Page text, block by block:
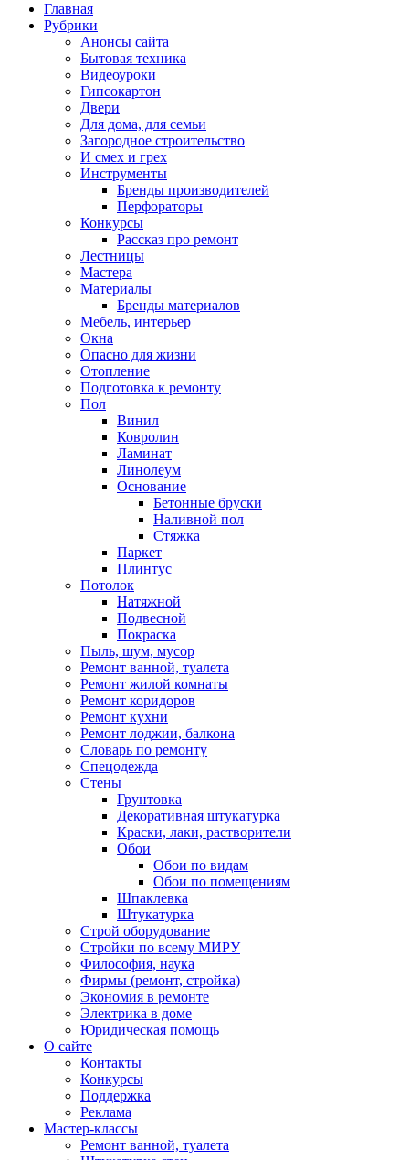
Главная
Рубрики
Анонсы сайта
Бытовая техника
Видеоуроки
Гипсокартон
Двери
Для дома, для семьи
Загородное строительство
И смех и грех
Инструменты
Бренды производителей
Перфораторы
Конкурсы
Рассказ про ремонт
Лестницы
Мастера
Материалы
Бренды материалов
Мебель, интерьер
Окна
Опасно для жизни
Отопление
Подготовка к ремонту
Пол
Винил
Ковролин
Ламинат
Линолеум
Основание
Бетонные бруски
Наливной пол
Стяжка
Паркет
Плинтус
Потолок
Натяжной
Подвесной
Покраска
Пыль, шум, мусор
Ремонт ванной, туалета
Ремонт жилой комнаты
Ремонт коридоров
Ремонт кухни
Ремонт лоджии, балкона
Словарь по ремонту
Спецодежда
Стены
Грунтовка
Декоративная штукатурка
Краски, лаки, растворители
Обои
Обои по видам
Обои по помещениям
Шпаклевка
Штукатурка
Строй оборудование
Стройки по всему МИРУ
Философия, наука
Фирмы (ремонт, стройка)
Экономия в ремонте
Электрика в доме
Юридическая помощь
О сайте
Контакты
Конкурсы
Поддержка
Реклама
Мастер-классы
Ремонт ванной, туалета